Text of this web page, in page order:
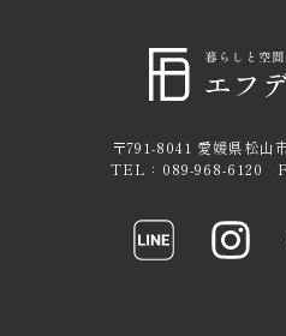
〒791-8041 愛媛県松山
TEL：089-968-6120